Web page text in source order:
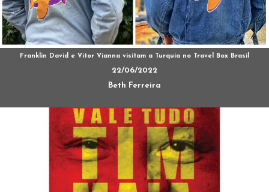
Franklin David e Vitor Vianna visitam a Turquia no Travel Box Brasil
22/06/2022
Beth Ferreira